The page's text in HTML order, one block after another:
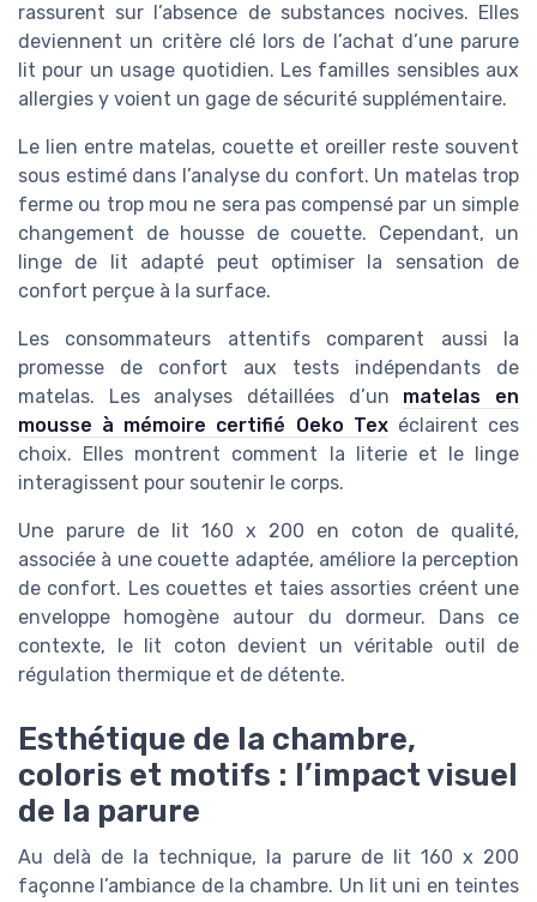
rassurent sur l’absence de substances nocives. Elles
deviennent un critère clé lors de l’achat d’une parure
lit pour un usage quotidien. Les familles sensibles aux
allergies y voient un gage de sécurité supplémentaire.
Le lien entre matelas, couette et oreiller reste souvent
sous estimé dans l’analyse du confort. Un matelas trop
ferme ou trop mou ne sera pas compensé par un simple
changement de housse de couette. Cependant, un
linge de lit adapté peut optimiser la sensation de
confort perçue à la surface.
Les consommateurs attentifs comparent aussi la
promesse de confort aux tests indépendants de
matelas. Les analyses détaillées d’un matelas en
mousse à mémoire certifié Oeko Texéclairent ces
choix. Elles montrent comment la literie et le linge
interagissent pour soutenir le corps.
Une parure de lit 160 x 200 en coton de qualité,
associée à une couette adaptée, améliore la perception
de confort. Les couettes et taies assorties créent une
enveloppe homogène autour du dormeur. Dans ce
contexte, le lit coton devient un véritable outil de
régulation thermique et de détente.
Esthétique de la chambre,
coloris et motifs : l’impact visuel
de la parure
Au delà de la technique, la parure de lit 160 x 200
façonne l’ambiance de la chambre. Un lit uni en teintes